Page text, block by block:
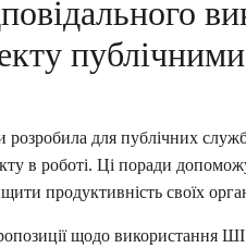
для публічних
в роботі. Ці поради
продуктивність своїх
щодо використання